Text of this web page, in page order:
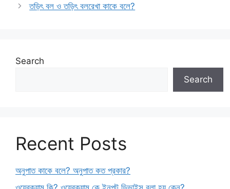
তড়িৎ বল ও তড়িৎ বলরেখা কাকে বলে?
Search
Search
Recent Posts
অনুপাত কাকে বলে? অনুপাত কত প্রকার?